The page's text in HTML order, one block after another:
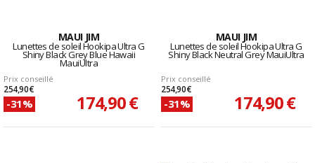
MAUI JIM
Lunettes de soleil Hookipa Ultra G
Shiny Black Grey Blue Hawaii
MauiUltra
Prix conseillé
254,90 €
-31% 174,90 €
MAUI JIM
Lunettes de soleil Hookipa Ultra G
Shiny Black Neutral Grey MauiUltra
Prix conseillé
254,90 €
-31% 174,90 €